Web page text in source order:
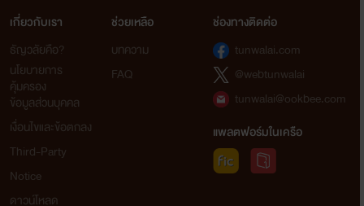
เกี่ยวกับเรา
ธัญวลัยคือ?
นโยบายการ
คุ้มครอง
ข้อมูลส่วนบุคคล
เงื่อนไขและข้อตกลง
Third-Party
Notice
ดาวน์โหลด
ช่วยเหลือ
บทความ
FAQ
ช่องทางติดต่อ
tunwalai.com
@webtunwalai
tunwalai@ookbee.com
แพลตฟอร์มในเครือ